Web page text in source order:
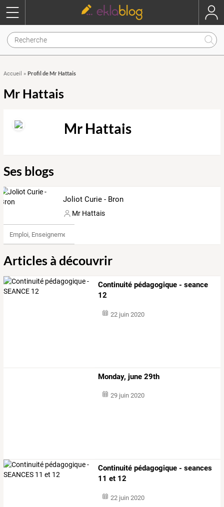
Accueil » Profil de Mr Hattais
Mr Hattais
Mr Hattais
Ses blogs
Joliot Curie - Bron
Mr Hattais
Emploi, Enseignement & Etudes
Articles à découvrir
Continuité pédagogique - seance
12
22 juin 2020
Monday, june 29th
29 juin 2020
Continuité pédagogique - seances
11 et 12
22 juin 2020